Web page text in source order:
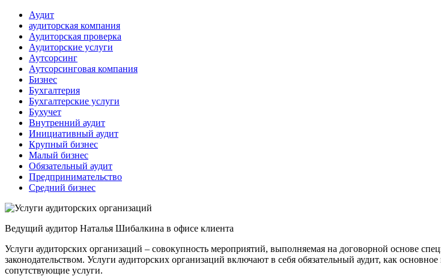
Аудит
аудиторская компания
Аудиторская проверка
Аудиторские услуги
Аутсорсинг
Аутсорсинговая компания
Бизнес
Бухгалтерия
Бухгалтерские услуги
Бухучет
Внутренний аудит
Инициативный аудит
Крупный бизнес
Малый бизнес
Обязательный аудит
Предпринимательство
Средний бизнес
Ведущий аудитор Наталья Шибалкина в офисе клиента
Услуги аудиторских организаций – совокупность мероприятий, выполняемая на договорной основе
законодательством. Услуги аудиторских организаций включают в себя обязательный аудит, как
сопутствующие услуги.